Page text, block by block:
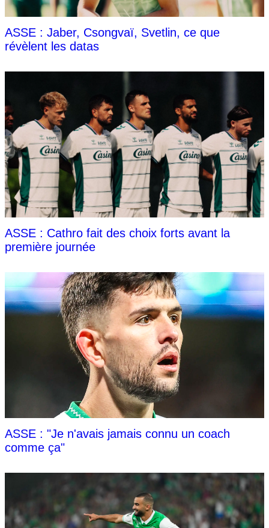
ASSE : Jaber, Csongvaï, Svetlin, ce que
révèlent les datas
ASSE : Cathro fait des choix forts avant la
première journée
ASSE : "Je n'avais jamais connu un coach
comme ça"